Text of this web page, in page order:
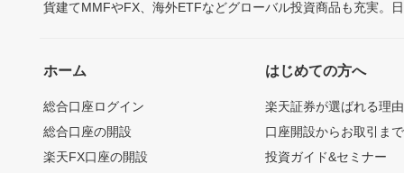
貨建てMMFやFX、海外ETFなどグローバル投資商品も充実。
ホーム
総合口座ログイン
総合口座の開設
楽天FX口座の開設
はじめての方へ
楽天証券が選ばれる理由
口座開設からお取引ま
投資ガイド&セミナー